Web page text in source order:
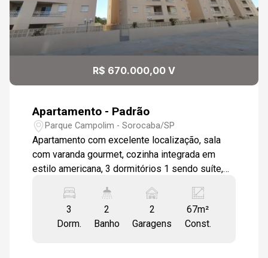
R$ 670.000,00 V
Apartamento - Padrão
Parque Campolim - Sorocaba/SP
Apartamento com excelente localização, sala
com varanda gourmet, cozinha integrada em
estilo americana, 3 dormitórios 1 sendo suíte,
entregue todo em piso cerâmico padrão, 2
vagas de garagem cobertas. Condomínio
completo para toda a família.
3
Dorm.
2
Banho
2
Garagens
67m²
Const.